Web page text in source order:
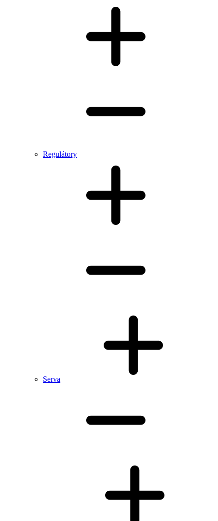
Regulátory
Serva